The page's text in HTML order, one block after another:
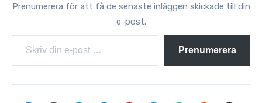
Prenumerera för att få de senaste inläggen skickade till din
e-post.
Skriv din e-post …
Prenumerera